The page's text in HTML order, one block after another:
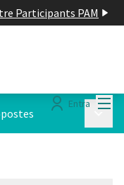
Participants PAM
Entra